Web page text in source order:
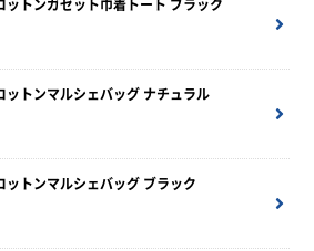
ットンガゼット巾着トート ブラック
ットンマルシェバッグ ナチュラル
ットンマルシェバッグ ブラック